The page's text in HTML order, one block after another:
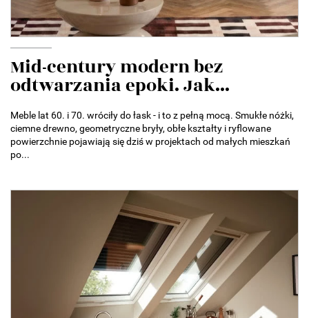
Mid-century modern bez
odtwarzania epoki. Jak...
Meble lat 60. i 70. wróciły do łask - i to z pełną mocą. Smukłe nóżki,
ciemne drewno, geometryczne bryły, obłe kształty i ryflowane
powierzchnie pojawiają się dziś w projektach od małych mieszkań
po...